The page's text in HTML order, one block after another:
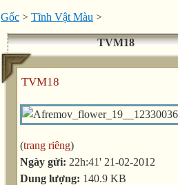
Gốc > Tĩnh Vật Màu >
TVM18
TVM18
(trang riêng)
Ngày gửi: 22h:41' 21-02-2012
Dung lượng: 140.9 KB